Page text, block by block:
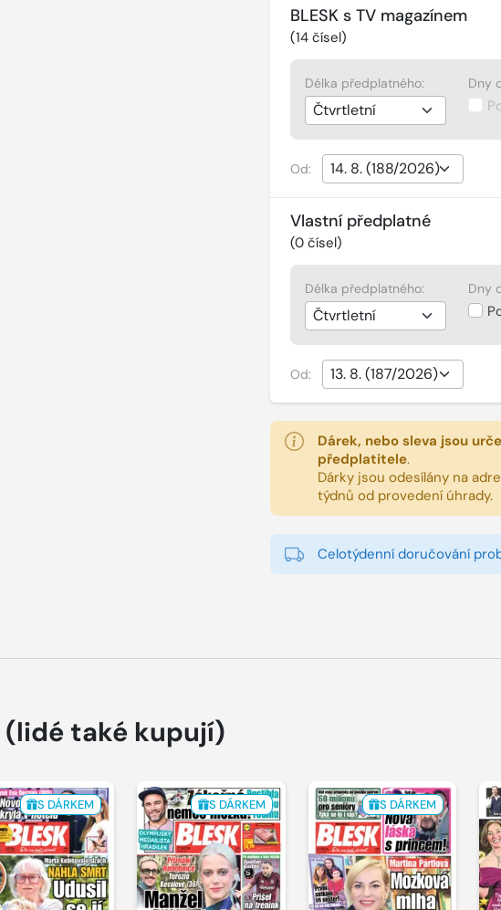
BLESK s TV magazínem
(14čísel)
Délka předplatného: Dny
Od:
Vlastní předplatné
(0čísel)
Délka předplatného: Dny
Od:
Dárek, nebo sleva jsou
předplatitele.
Dárky jsou odesílány na
týdnů od provedení úhrady.
Celotýdenní doručování
(lidé také kupují)
S DÁRKEM S DÁRKEM S DÁRKEM